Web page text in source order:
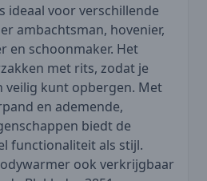
ideaal voor verschillende
ambachtsman, hovenier,
en schoonmaker. Het
met rits, zodat je
veilig kunt opbergen. Met
en ademende,
biedt de
functionaliteit als stijl.
ook verkrijgbaar